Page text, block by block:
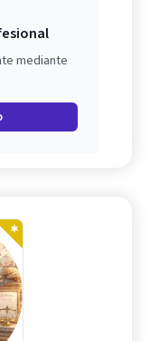
mediante